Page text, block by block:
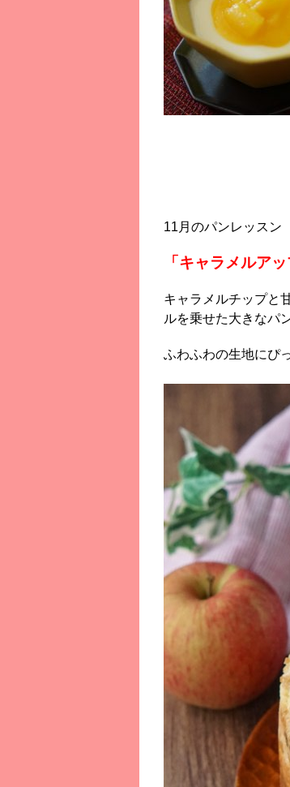
11月のパンレッスン
「キャラメルア
キャラメルチップと
ルを乗せた大きなパ
ふわふわの生地にぴ